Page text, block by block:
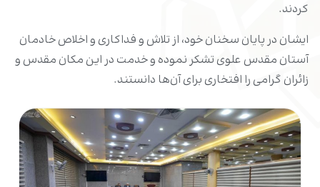
کردند.
ایشان در پایان سخنان خود، از تلاش‌ و فداکاری و اخلاص خادمان
آستان مقدس علوی تشکر نموده و خدمت در این مکان مقدس و
زائران گرامی را افتخاری برای آن‌ها دانستند.